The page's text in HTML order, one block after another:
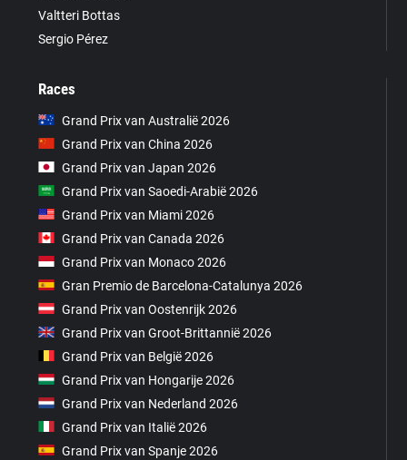
Valtteri Bottas
Sergio Pérez
Races
Grand Prix van Australië 2026
Grand Prix van China 2026
Grand Prix van Japan 2026
Grand Prix van Saoedi-Arabië 2026
Grand Prix van Miami 2026
Grand Prix van Canada 2026
Grand Prix van Monaco 2026
Gran Premio de Barcelona-Catalunya 2026
Grand Prix van Oostenrijk 2026
Grand Prix van Groot-Brittannië 2026
Grand Prix van België 2026
Grand Prix van Hongarije 2026
Grand Prix van Nederland 2026
Grand Prix van Italië 2026
Grand Prix van Spanje 2026